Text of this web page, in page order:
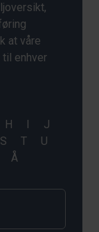
at våre
enhver